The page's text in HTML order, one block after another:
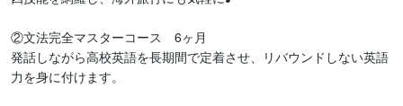
②文法完全マスターコース　6ヶ月
発話しながら高校英語を長期間で定着させ、リバウンドしない英語
力を身に付けます。